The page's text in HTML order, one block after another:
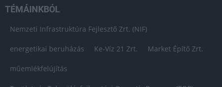
TÉMÁINKBÓL
Nemzeti Infrastruktúra Fejlesztő Zrt. (NIF)
energetikai beruházás Ke-Víz 21 Zrt. Market Építő Zrt.
műemlékfelújítás